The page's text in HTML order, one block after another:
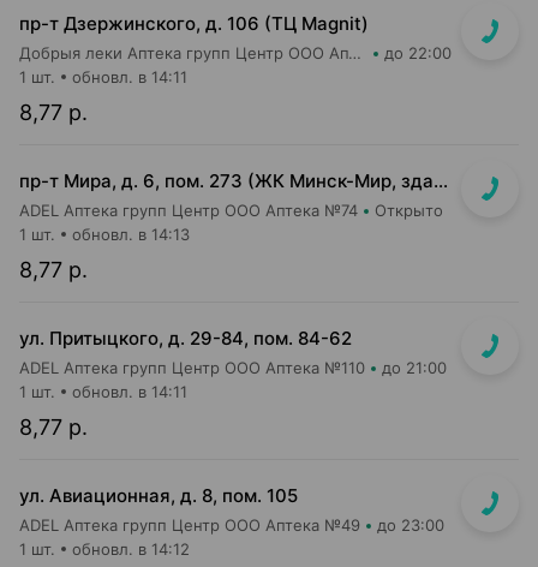
пр-т Дзержинского, д. 106 (ТЦ Magnit)
Добрыя леки Аптека групп Центр ООО Аптека №113 до 22:00
8,77 р.
1 шт. обновл. в 14:11
пр-т Мира, д. 6, пом. 273 (ЖК Минск-Мир, здание Сочи)
ADEL Аптека групп Центр ООО Аптека №74 Открыто
8,77 р.
1 шт. обновл. в 14:13
ул. Притыцкого, д. 29-84, пом. 84-62
ADEL Аптека групп Центр ООО Аптека №110 до 21:00
8,77 р.
1 шт. обновл. в 14:11
ул. Авиационная, д. 8, пом. 105
ADEL Аптека групп Центр ООО Аптека №49 до 23:00
1 шт. обновл. в 14:12